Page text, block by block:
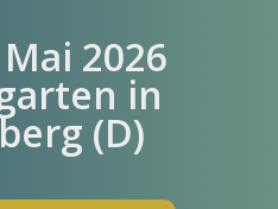
2026
in
(D)